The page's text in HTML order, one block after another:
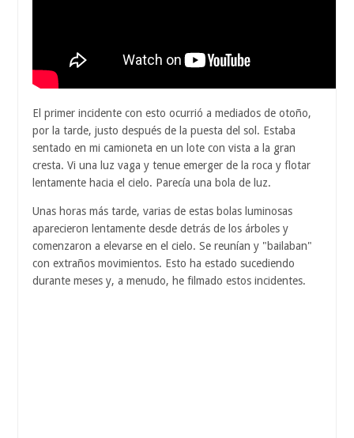
El primer incidente con esto ocurrió a mediados de otoño,
por la tarde, justo después de la puesta del sol. Estaba
sentado en mi camioneta en un lote con vista a la gran
cresta. Vi una luz vaga y tenue emerger de la roca y flotar
lentamente hacia el cielo. Parecía una bola de luz.
Unas horas más tarde, varias de estas bolas luminosas
aparecieron lentamente desde detrás de los árboles y
comenzaron a elevarse en el cielo. Se reunían y "bailaban"
con extraños movimientos. Esto ha estado sucediendo
durante meses y, a menudo, he filmado estos incidentes.